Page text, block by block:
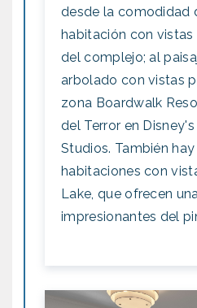
desde la comodidad
habitación con vistas
del complejo; al
arbolado con vistas
zona Boardwalk
del Terror en
Studios. También
habitaciones con
Lake, que ofrecen
impresionantes del